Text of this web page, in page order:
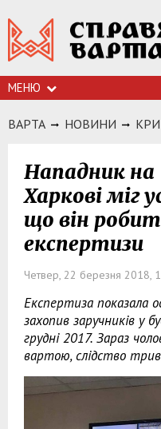
МЕНЮ
ВАРТА НОВИНИ
Нападник
Харкові міг
що він
експертизи
Четвер, 22 березня 2018,
Експертиза показала
захопив заручників у
грудні 2017. Зараз
вартою, слідство